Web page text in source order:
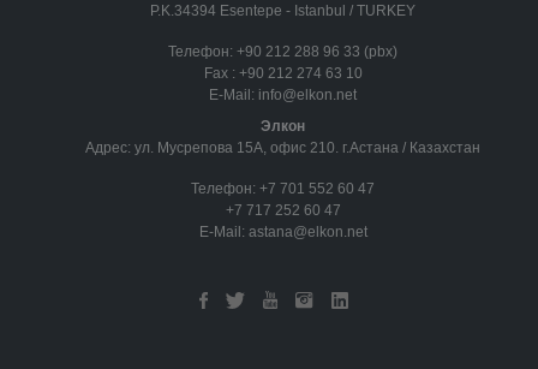
P.K.34394 Esentepe - Istanbul / TURKEY
Телефон: +90 212 288 96 33 (pbx)
Fax : +90 212 274 63 10
E-Mail: info@elkon.net
Элкон
Адрес: ул. Мусрепова 15А, офис 210. г.Астана / Казахстан
Телефон: +7 701 552 60 47
+7 717 252 60 47
E-Mail: astana@elkon.net